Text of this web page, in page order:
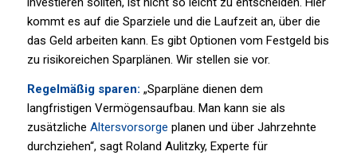
kommt es auf die Sparziele und die Laufzeit an, über die
das Geld arbeiten kann. Es gibt Optionen vom Festgeld bis
zu risikoreichen Sparplänen. Wir stellen sie vor.
Regelmäßig sparen: „Sparpläne dienen dem
langfristigen Vermögensaufbau. Man kann sie als
zusätzliche Altersvorsorge planen und über Jahrzehnte
durchziehen“, sagt Roland Aulitzky, Experte für